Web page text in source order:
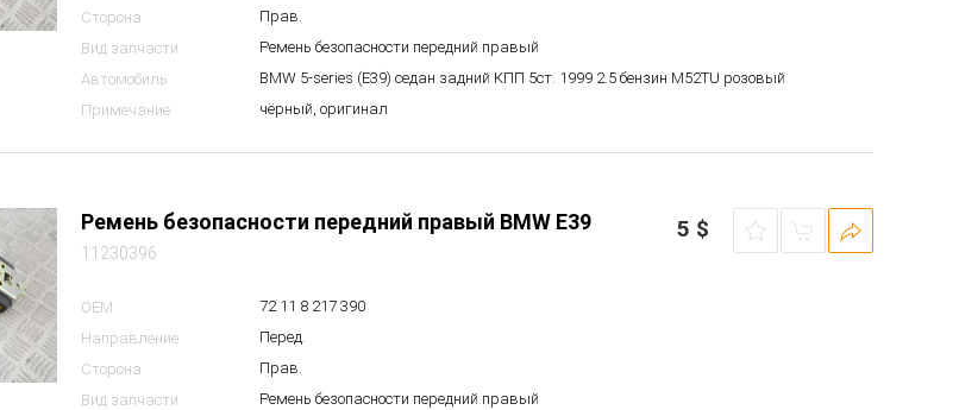
Сторона
Прав.
Вид запчасти
Ремень безопасности передний правый
Автомобиль
BMW 5-series (E39) седан задний КПП 5ст. 1999 2.5 бензин M52TU розовый
Примечание
чёрный, оригинал
Ремень безопасности передний правый BMW E39
11230396
5 $
OEM
72 11 8 217 390
Направление
Перед.
Сторона
Прав.
Вид запчасти
Ремень безопасности передний правый